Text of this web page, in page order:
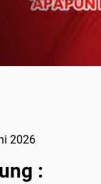
2026
: